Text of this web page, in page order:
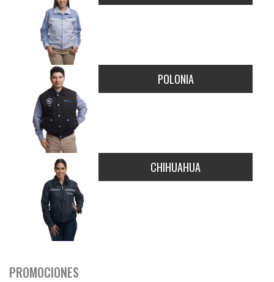
POLONIA
CHIHUAHUA
PROMOCIONES